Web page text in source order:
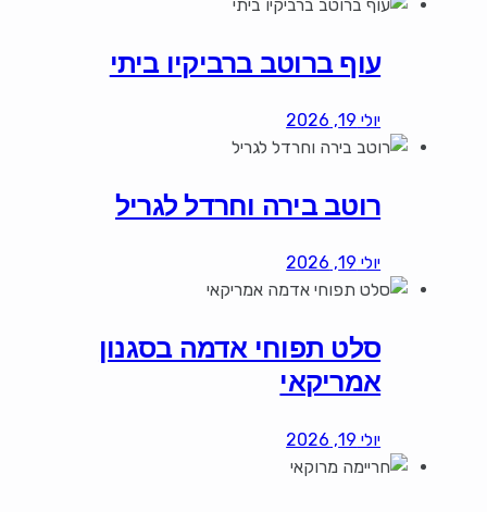
עוף ברוטב ברביקיו ביתי
יולי 19, 2026
רוטב בירה וחרדל לגריל
יולי 19, 2026
סלט תפוחי אדמה בסגנון
אמריקאי
יולי 19, 2026